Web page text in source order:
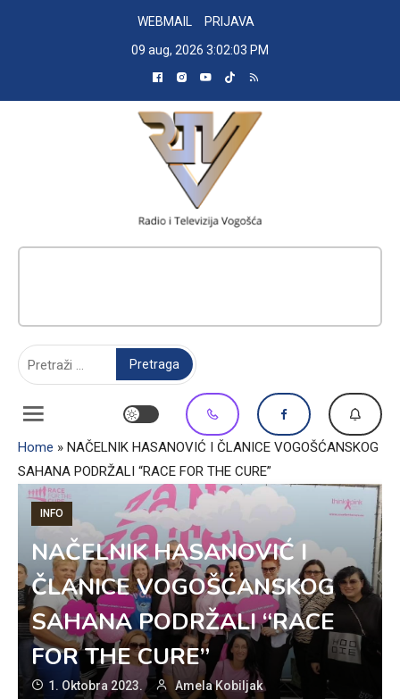
WEBMAIL
PRIJAVA
09 aug, 2026 3:02:04 PM
Home » NAČELNIK HASANOVIĆ I ČLANICE VOGOŠĆANSKOG
SAHANA PODRŽALI “RACE FOR THE CURE”
INFO
NAČELNIK HASANOVIĆ I
ČLANICE VOGOŠĆANSKOG
SAHANA PODRŽALI “RACE
FOR THE CURE”
1. Oktobra 2023. Amela Kobiljak